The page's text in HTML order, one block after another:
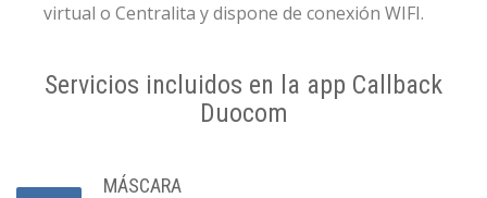
virtual o Centralita y dispone de conexión WIFI.
Servicios incluidos en la app Callback
Duocom
MÁSCARA